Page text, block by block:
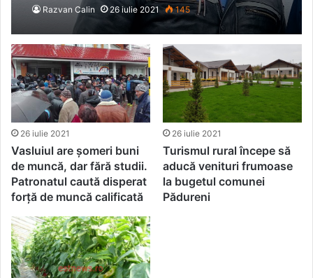
Razvan Calin 26 iulie 2021 145
26 iulie 2021
Vasluiul are șomeri buni
de muncă, dar fără studii.
Patronatul caută disperat
forță de muncă calificată
26 iulie 2021
Turismul rural începe să
aducă venituri frumoase
la bugetul comunei
Pădureni